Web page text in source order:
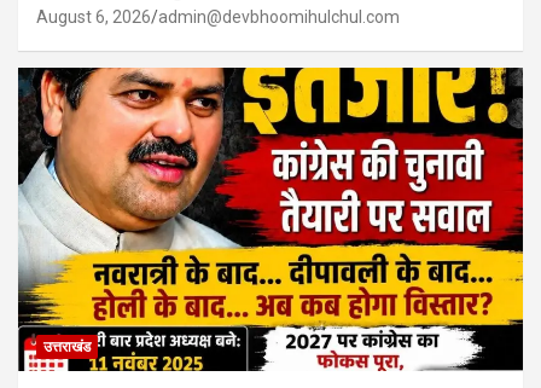
August 6, 2026 admin@devbhoomihulchul.com
उत्तराखंड